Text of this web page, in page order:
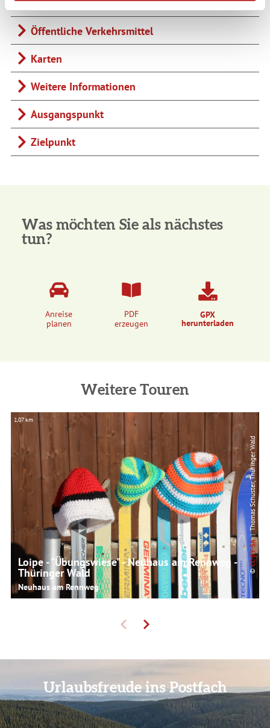
Öffentliche Verkehrsmittel
Karten
Weitere Informationen
Ausgangspunkt
Zielpunkt
Was möchten Sie als nächstes
tun?
Anreise
planen
PDF
erzeugen
GPX
herunterladen
Weitere Touren
1,07 km
Loipe - "Übungswiese" - Neuhaus am Rennweg -
Thüringer Wald
Neuhaus am Rennweg
©
CC-BY-SA
| Thomas Schuster, Thüringer Wald
Urlaubsfreude ins Postfach